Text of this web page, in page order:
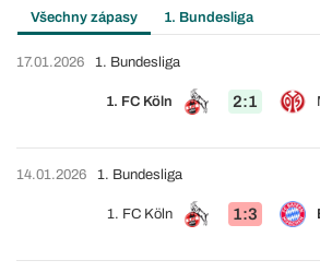
Všechny zápasy 1. Bundesliga
17.01.2026
1. FC Köln 2:1
1. Bundesliga
14.01.2026
1. FC Köln 1:3
1. Bundesliga